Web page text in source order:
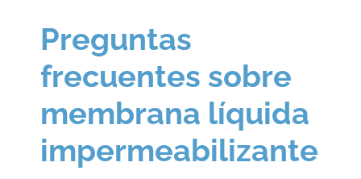
Preguntas
frecuentes sobre
membrana líquida
impermeabilizante